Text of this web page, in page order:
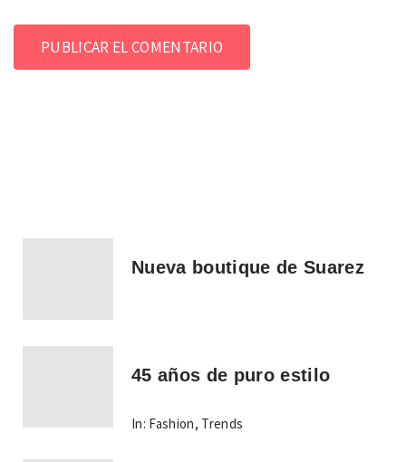
Nueva boutique de Suarez
45 años de puro estilo
In: Fashion, Trends